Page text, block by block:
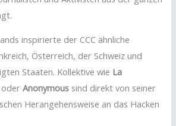
inspirierte der CCC ähnliche
Österreich, der Schweiz und
Staaten. Kollektive wie La
oderAnonymous sind direkt von seiner
Herangehensweise an das Hacken